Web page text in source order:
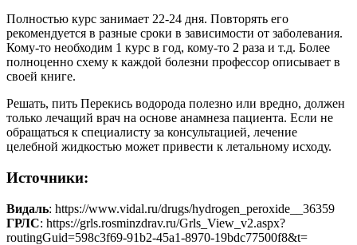
Полностью курс занимает 22-24 дня. Повторять его
рекомендуется в разные сроки в зависимости от заболевания.
Кому-то необходим 1 курс в год, кому-то 2 раза и т.д. Более
полноценно схему к каждой болезни профессор описывает в
своей книге.
Решать, пить Перекись водорода полезно или вредно, должен
только лечащий врач на основе анамнеза пациента. Если не
обращаться к специалисту за консультацией, лечение
целебной жидкостью может привести к летальному исходу.
Источники:
Видаль: https://www.vidal.ru/drugs/hydrogen_peroxide__36359
ГРЛС: https://grls.rosminzdrav.ru/Grls_View_v2.aspx?
routingGuid=598c3f69-91b2-45a1-8970-19bdc77500f8&t=